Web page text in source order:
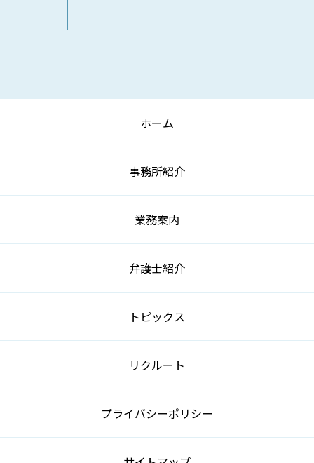
ホーム
事務所紹介
業務案内
弁護士紹介
トピックス
リクルート
プライバシーポリシー